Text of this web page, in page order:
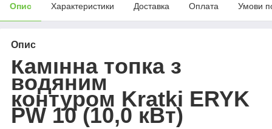
Опис Характеристики Доставка Оплата Умови
Опис
Камінна топка з
водяним
контуром Kratki ERYK
PW 10 (10,0 кВт)